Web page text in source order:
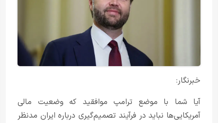
خبرنگار:
آیا شما با موضع ترامپ موافقید که وضعیت مالی
آمریکایی‌ها نباید در فرآیند تصمیم‌گیری درباره ایران مدنظر